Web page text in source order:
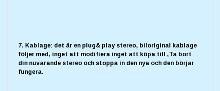
7. Kablage: det är en plug& play stereo, biloriginal kablage
följer med, inget att modifiera inget att köpa till ,Ta bort
din nuvarande stereo och stoppa in den nya och den börjar
fungera.